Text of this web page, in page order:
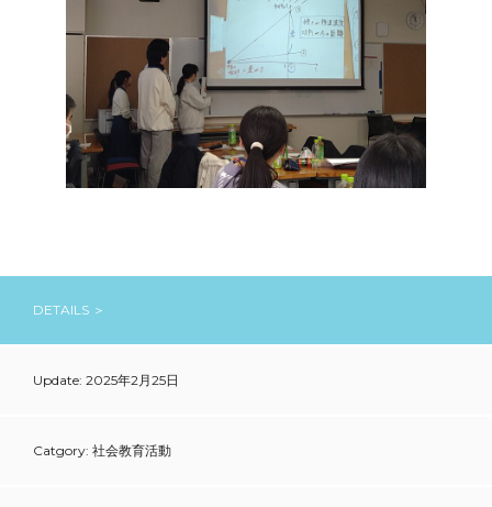
DETAILS ＞
Update: 2025年2月25日
Catgory: 社会教育活動